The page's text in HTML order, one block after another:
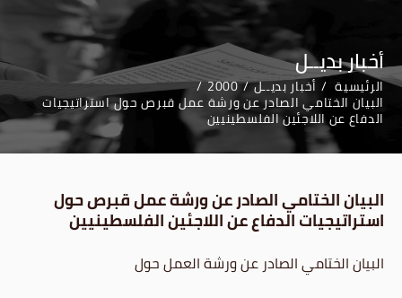
أخبار بديــل
الرئيسية أخبار بديــل 2000
البيان الختامي الصادر عن ورشة عمل قبرص حول استراتيجيات
الدفاع عن اللاجئين الفلسطينيين
البيان الختامي الصادر عن ورشة عمل قبرص حول
استراتيجيات الدفاع عن اللاجئين الفلسطينيين
البيان الختامي الصادر عن ورشة العمل حول